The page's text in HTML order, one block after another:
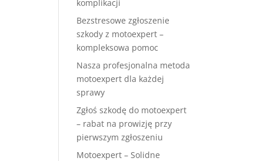
komplikacji
Bezstresowe zgłoszenie
szkody z motoexpert –
kompleksowa pomoc
Nasza profesjonalna metoda
motoexpert dla każdej
sprawy
Zgłoś szkodę do motoexpert
– rabat na prowizję przy
pierwszym zgłoszeniu
Motoexpert – Solidne